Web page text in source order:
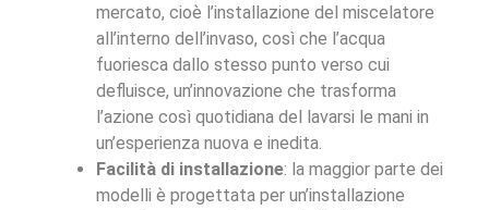
mercato, cioè l’installazione del miscelatore
all’interno dell’invaso, così che l’acqua
fuoriesca dallo stesso punto verso cui
defluisce, un’innovazione che trasforma
l’azione così quotidiana del lavarsi le mani in
un’esperienza nuova e inedita.
Facilità di installazione: la maggior parte dei
modelli è progettata per un’installazione